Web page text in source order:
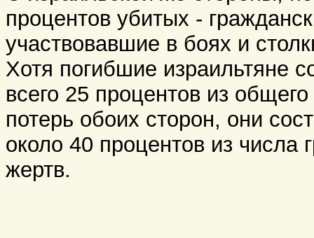
процентов убитых -
участвовавшие в боях и
Хотя погибшие израильтяне
всего 25 процентов из общего
потерь обоих сторон, они
около 40 процентов из числа
жертв.